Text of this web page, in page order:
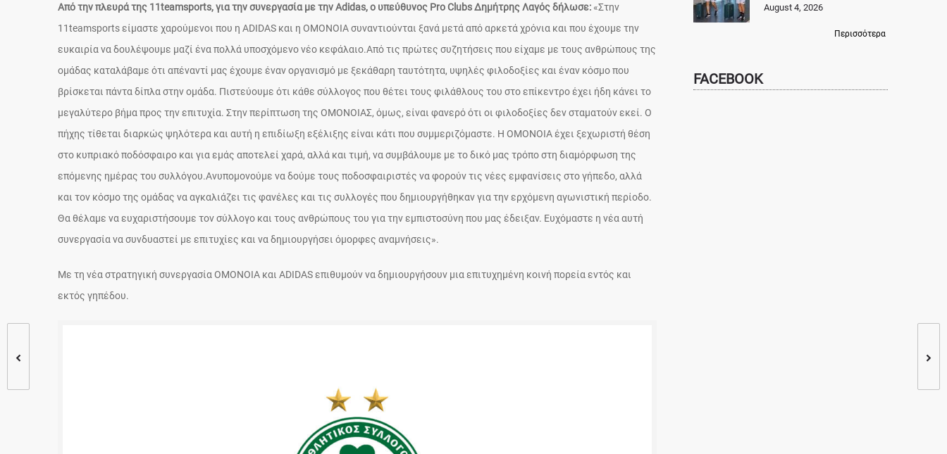
Από την πλευρά της 11teamsports, για την συνεργασία με την Adidas, ο υπεύθυνος Pro Clubs Δημήτρης Λαγός δήλωσε: «Στην
11teamsports είμαστε χαρούμενοι που η ADIDAS και η ΟΜΟΝΟΙΑ συναντιούνται ξανά μετά από αρκετά χρόνια και που έχουμε την
ευκαιρία να δουλέψουμε μαζί ένα πολλά υποσχόμενο νέο κεφάλαιο.Από τις πρώτες συζητήσεις που είχαμε με τους ανθρώπους της
ομάδας καταλάβαμε ότι απέναντί μας έχουμε έναν οργανισμό με ξεκάθαρη ταυτότητα, υψηλές φιλοδοξίες και έναν κόσμο που
βρίσκεται πάντα δίπλα στην ομάδα. Πιστεύουμε ότι κάθε σύλλογος που θέτει τους φιλάθλους του στο επίκεντρο έχει ήδη κάνει το
μεγαλύτερο βήμα προς την επιτυχία. Στην περίπτωση της ΟΜΟΝΟΙΑΣ, όμως, είναι φανερό ότι οι φιλοδοξίες δεν σταματούν εκεί. Ο
πήχης τίθεται διαρκώς ψηλότερα και αυτή η επιδίωξη εξέλιξης είναι κάτι που συμμεριζόμαστε. Η ΟΜΟΝΟΙΑ έχει ξεχωριστή θέση
στο κυπριακό ποδόσφαιρο και για εμάς αποτελεί χαρά, αλλά και τιμή, να συμβάλουμε με το δικό μας τρόπο στη διαμόρφωση της
επόμενης ημέρας του συλλόγου.Ανυπομονούμε να δούμε τους ποδοσφαιριστές να φορούν τις νέες εμφανίσεις στο γήπεδο, αλλά
και τον κόσμο της ομάδας να αγκαλιάζει τις φανέλες και τις συλλογές που δημιουργήθηκαν για την ερχόμενη αγωνιστική περίοδο.
Θα θέλαμε να ευχαριστήσουμε τον σύλλογο και τους ανθρώπους του για την εμπιστοσύνη που μας έδειξαν. Ευχόμαστε η νέα αυτή
συνεργασία να συνδυαστεί με επιτυχίες και να δημιουργήσει όμορφες αναμνήσεις».
Με τη νέα στρατηγική συνεργασία ΟΜΟΝΟΙΑ και ADIDAS επιθυμούν να δημιουργήσουν μια επιτυχημένη κοινή πορεία εντός και
εκτός γηπέδου.
August 4, 2026
Περισσότερα
FACEBOOK